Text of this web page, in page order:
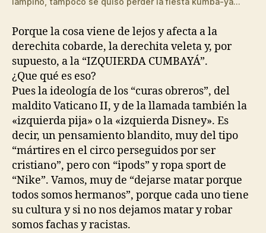
Porque la cosa viene de lejos y afecta a la
derechita cobarde, la derechita veleta y, por
supuesto, a la “IZQUIERDA CUMBAYÁ”.
¿Que qué es eso?
Pues la ideología de los “curas obreros”, del
maldito Vaticano II, y de la llamada también la
«izquierda pija» o la «izquierda Disney». Es
decir, un pensamiento blandito, muy del tipo
“mártires en el circo perseguidos por ser
cristiano”, pero con “ipods” y ropa sport de
“Nike”. Vamos, muy de “dejarse matar porque
todos somos hermanos”, porque cada uno tiene
su cultura y si no nos dejamos matar y robar
somos fachas y racistas.